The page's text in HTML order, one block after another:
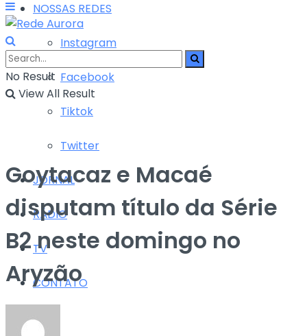
NOSSAS REDES
Instagram
Facebook
Tiktok
Twitter
JORNAL
RÁDIO
TV
CONTATO
No Result
View All Result
Goytacaz e Macaé
disputam título da Série
B2 neste domingo no
Aryzão